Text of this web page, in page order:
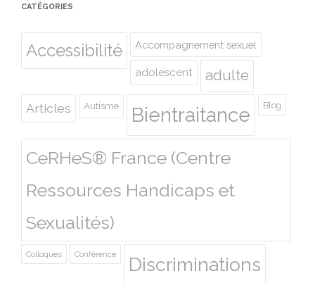
CATÉGORIES
Accessibilité Accompagnement sexuel
adolescent adulte
Articles Autisme Bientraitance Blog
CeRHeS® France (Centre
Ressources Handicaps et
Sexualités)
Colloques Conférence Discriminations